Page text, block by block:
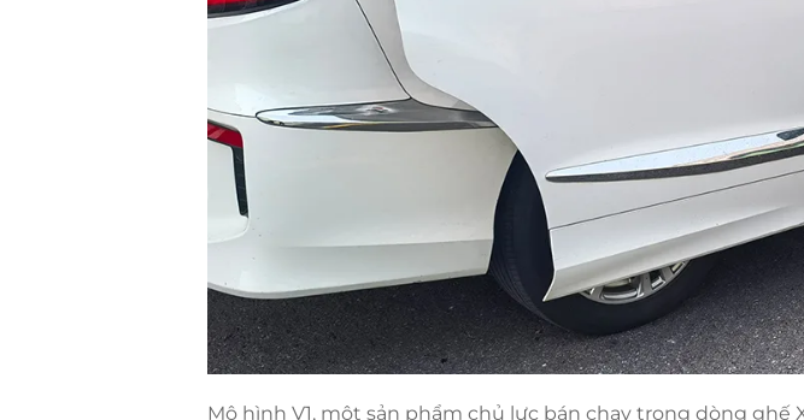
Mô hình V1, một sản phẩm chủ lực bán chạy trong dòng